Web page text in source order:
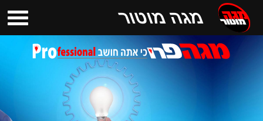
מגה מוטור